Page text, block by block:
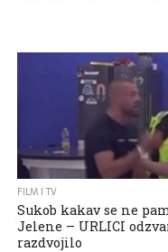
FILM I TV
Sukob kakav se ne
Jelene – URLICI
razdvojilo